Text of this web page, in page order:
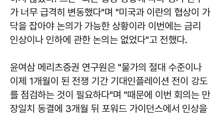
가 너무 급격히 변동했다"며 "미국과 이란의 협상이 가
닥을 잡아야 논의가 가능한 상황이라 이번에는 금리
인상이나 인하에 관한 논의는 없었다"고 전했다.
윤여삼 메리츠증권 연구원은 "물가의 절대 수준이나
이제 1개월이 된 전쟁 기간 기대인플레이션 전이 강도
를 점검하는 것이 필요하다"며 "때문에 이번 회의는 만
장일치 동결에 3개월 뒤 포워드 가이던스에서 인상을